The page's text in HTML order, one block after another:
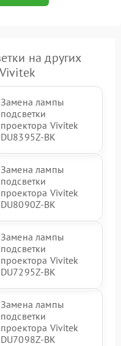
на других
Замена лампы
подсветки
проектора Vivitek
DU8395Z-BK
Замена лампы
подсветки
проектора Vivitek
DU8090Z-BK
Замена лампы
подсветки
проектора Vivitek
DU7295Z-BK
Замена лампы
подсветки
проектора Vivitek
DU7098Z-BK